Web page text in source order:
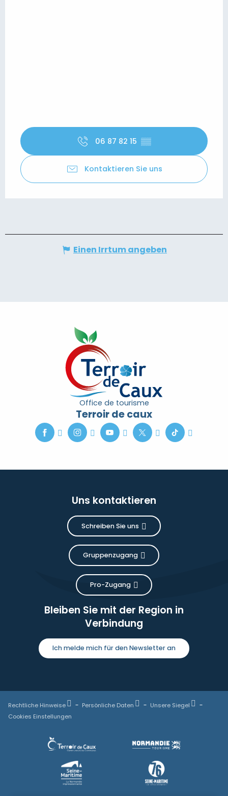
06 87 82 15 ▒▒
Kontaktieren Sie uns
Einen Irrtum angeben
Office de tourisme
Terroir de caux
Uns kontaktieren
Schreiben Sie uns
Gruppenzugang
Pro-Zugang
Bleiben Sie mit der Region in
Verbindung
Ich melde mich für den Newsletter an
Rechtliche Hinweise Persönliche Daten
Unsere Siegel
Cookies Einstellungen